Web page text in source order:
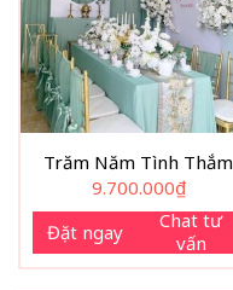
Trăm Năm Tình Thắm
9.700.000₫
Đặt ngay
Chat tư
vấn